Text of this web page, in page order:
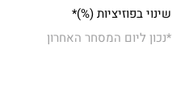
שינוי בפוזיציות (%)*
*נכון ליום המסחר האחרון